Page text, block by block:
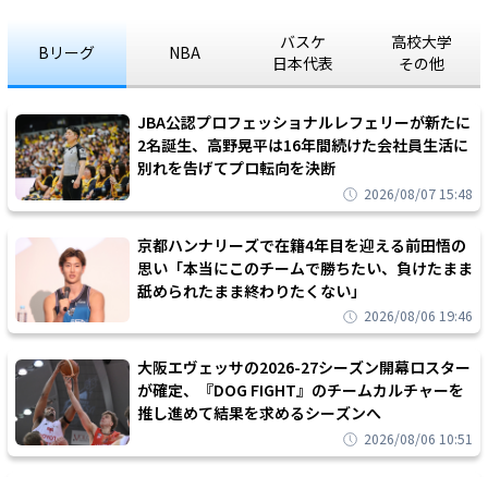
Bリーグ NBA
バスケ
日本代表
高校大学
その他
JBA公認プロフェッショナルレフェリーが新たに
2名誕生、高野晃平は16年間続けた会社員生活に
別れを告げてプロ転向を決断
2026/08/07 15:48
京都ハンナリーズで在籍4年目を迎える前田悟の
思い「本当にこのチームで勝ちたい、負けたまま
舐められたまま終わりたくない」
2026/08/06 19:46
大阪エヴェッサの2026-27シーズン開幕ロスター
が確定、『DOG FIGHT』のチームカルチャーを
推し進めて結果を求めるシーズンへ
2026/08/06 10:51